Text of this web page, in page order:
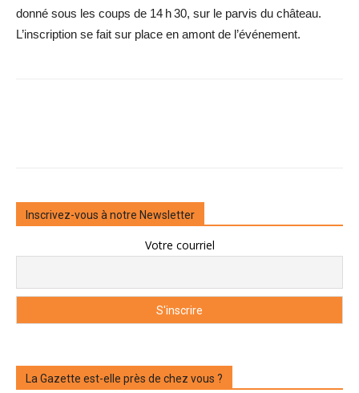
donné sous les coups de 14 h 30, sur le parvis du château.
L’inscription se fait sur place en amont de l’événement.
Inscrivez-vous à notre Newsletter
Votre courriel
La Gazette est-elle près de chez vous ?